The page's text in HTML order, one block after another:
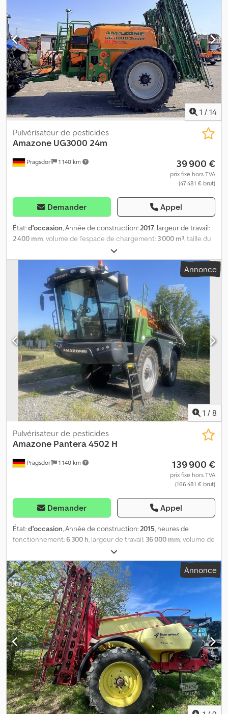
barre (0110) * Système de lavage et de remplissage automatiques
(0120) * Pneumatiques 300/95 R 46 (0130) * Nettoyage extérieur
(0140) * Voie : 2,00 m
1 / 14
Pragsdorf 1 140 km
Pulvérisateur de pesticides
Amazone UG3000 24m
39 900 €
prix fixe hors TVA
(47 481 € brut)
Demander Appel
État:d'occasion, Année de construction:2017, largeur de travail:
2 400 mm, volume de l'espace de chargement: 3 000 m³, taille du
, Équipement:
Pneumatiques (avant) : 520/85R38, voie : 1,85 m, repliement
hydraulique, largeur de travail partielle (9 x) : 7 000 ha,
entraînement par prise de force, porte-buses à 3 rangées,
terminal de commande AMATRON 3, ISOBUS, récepteur GPS.
Pneumatiques 520/85 R38, voie 1,85 m, direction mécanique des
éléments de travail, lieu de stockage : chez le client.
Djdszrrbuopfx Acnokr
Annonce
1 / 8
Pragsdorf 1 140 km
Pulvérisateur de pesticides
Amazone Pantera 4502 H
139 900 €
prix fixe hors TVA
(166 481 € brut)
Demander Appel
État:d'occasion, Année de construction:2015, heures de
fonctionnement:6 300 h, largeur de travail: 36 000 mm, volume de
4 500 m³
480/80R46, taille de pneu arrière:480/80R46, puissance:160 kW
(217,54 ch), dimension des pneus:480/80R46
, Équipement:
ordinateur de bord, phares supplémentaires, éclairage
Pneumatiques (avant) : 480/80R46, pneumatiques (arrière) :
480/80R46, heures de fonctionnement : 6300, largeur de voie :
180-240, repliement hydraulique, direction hydraulique, moniteur
de performance, terminal de commande, compensation de la
pente, système d'alimentation, réservoir d'eau, direction à quatre
roues / à quatre roues motrices, sectionnement partiel (11x),
repliement unilatéral droite/gauche, guidage automatique des
barres, régulation du débit en fonction de la vitesse, raccord
d'aspiration, tuyau d'aspiration, circuit des buses de bord,
nettoyage intérieur automatique, système de lavage extérieur,
sectionnement automatique des demi-largeurs par GPS (Section
Control), corps de buse à trois buses, conduite de circulation,
Annonce